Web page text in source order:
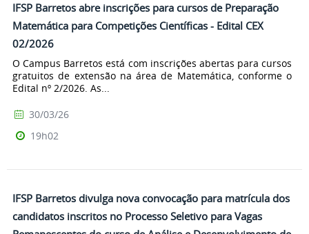
IFSP Barretos abre inscrições para cursos de Preparação
Matemática para Competições Científicas - Edital CEX
02/2026
O Campus Barretos está com inscrições abertas para cursos
gratuitos de extensão na área de Matemática, conforme o
Edital nº 2/2026. As...
30/03/26
19h02
IFSP Barretos divulga nova convocação para matrícula dos
candidatos inscritos no Processo Seletivo para Vagas